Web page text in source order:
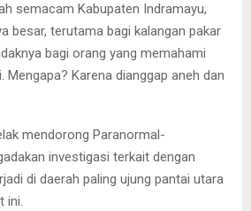
semacam Kabupaten Indramayu,
besar, terutama bagi kalangan pakar
bagi orang yang memahami
Mengapa? Karena dianggap aneh dan
mendorong Paranormal-
investigasi terkait dengan
di daerah paling ujung pantai utara
ini.